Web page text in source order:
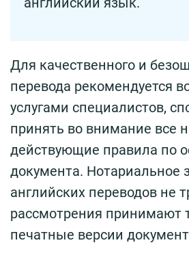
Для качественного и
перевода рекомендуется
услугами специалистов,
принять во внимание все
действующие правила по
документа. Нотариальное
английских переводов не
рассмотрения принимают
печатные версии